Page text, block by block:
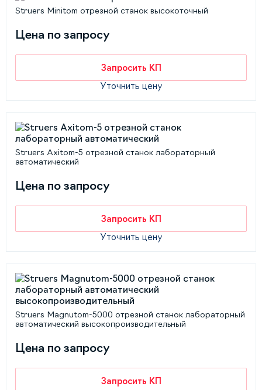
Struers Minitom отрезной станок высокоточный
Цена по запросу
Запросить КП
Уточнить цену
Struers Axitom-5 отрезной станок лабораторный
автоматический
Цена по запросу
Запросить КП
Уточнить цену
Struers Magnutom-5000 отрезной станок лабораторный
автоматический высокопроизводительный
Цена по запросу
Запросить КП